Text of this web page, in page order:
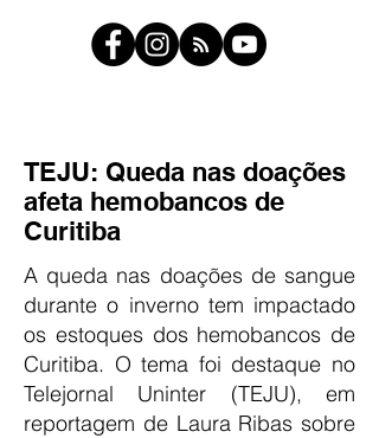
TEJU: Queda nas doações
afeta hemobancos de
Curitiba
A queda nas doações de sangue
durante o inverno tem impactado
os estoques dos hemobancos de
Curitiba. O tema foi destaque no
Telejornal Uninter (TEJU), em
reportagem de Laura Ribas sobre